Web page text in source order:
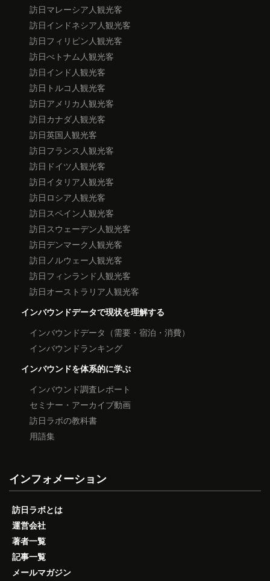
訪日マレーシア人観光客
訪日インドネシア人観光客
訪日フィリピン人観光客
訪日べトナム人観光客
訪日インド人観光客
訪日トルコ人観光客
訪日アメリカ人観光客
訪日カナダ人観光客
訪日英国人観光客
訪日フランス人観光客
訪日ドイツ人観光客
訪日イタリア人観光客
訪日ロシア人観光客
訪日スペイン人観光客
訪日スウェーデン人観光客
訪日デンマーク人観光客
訪日ノルウェー人観光客
訪日フィンランド人観光客
訪日オーストラリア人観光客
インバウンドデータで現状を理解する
インバウンドデータ（需要・宿泊・消費）
インバウンドランキング
インバウンドを体系的に学ぶ
インバウンド調査レポート
セミナー・アーカイブ動画
訪日ラボの教科書
用語集
インフォメーション
訪日ラボとは
運営会社
著者一覧
記事一覧
メールマガジン